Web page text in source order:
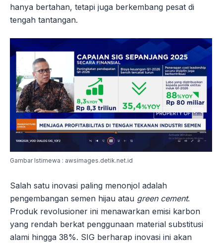
hanya bertahan, tetapi juga berkembang pesat di
tengah tantangan.
Gambar Istimewa : awsimages.detik.net.id
Salah satu inovasi paling menonjol adalah
pengembangan semen hijau atau green cement.
Produk revolusioner ini menawarkan emisi karbon
yang rendah berkat penggunaan material substitusi
alami hingga 38%. SIG berharap inovasi ini akan